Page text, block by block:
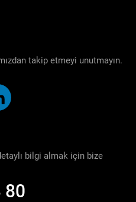
takip etmeyi unutmayın.
bilgi almak için bize
80